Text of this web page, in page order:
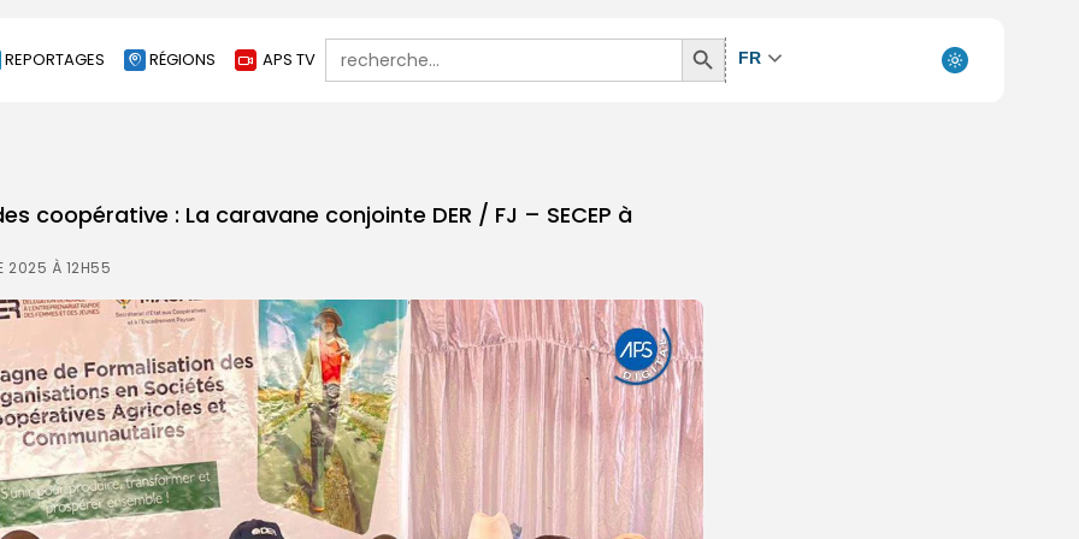
REPORTAGES RÉGIONS APS TV
Search
for:
Search
Button
FR
coopérative : La caravane conjointe DER / FJ – SECEP à
2025 À 12H55